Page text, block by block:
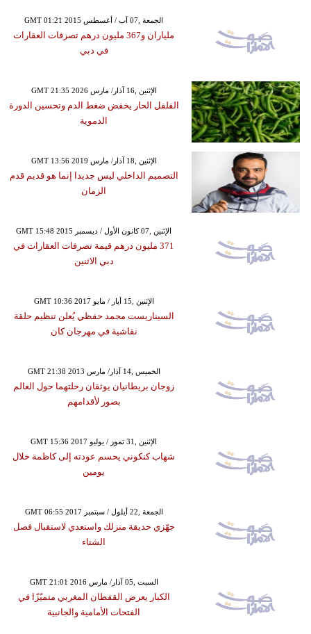
GMT 01:21 2015 الجمعة ,07 آب / أغسطس
ملياران و367 مليون درهم تصرفات العقارات
في دبي
GMT 21:35 2026 الإثنين ,16 آذار/ مارس
الفلفل الحار يخفض ضغط الدم وتحسين الدورة
الدموية
GMT 13:56 2019 الإثنين ,18 آذار/ مارس
التصميم الداخلي ليس جديدا إنما هو قديم قدم
الزمان
GMT 15:48 2015 الإثنين ,07 كانون الأول / ديسمبر
371 مليون درهم قيمة تصرفات العقارات في
دبي الاثنين
GMT 10:36 2017 الإثنين ,15 أيار / مايو
السيناريست محمد حفظي يُعلن تنظيم حلقة
نقاشية في مهرجان كان
GMT 21:38 2013 الخميس ,14 آذار/ مارس
زوجان بريطانيان يوثقان رحلتهما حول العالم
بصور لأقدامهم
GMT 15:36 2017 الإثنين ,31 تموز / يوليو
شهاب كنكوني يحسم عودته إلى كاظمة خلال
يومين
GMT 06:55 2017 الجمعة ,22 أيلول / سبتمبر
جهّزي حديقة منزلك واستعدي لاستقبال فصل
الشتاء
GMT 21:01 2016 السبت ,05 آذار/ مارس
الكبار يعرض القفطان المغربي متميّزًا في
الفتحات الأمامية والجانبية